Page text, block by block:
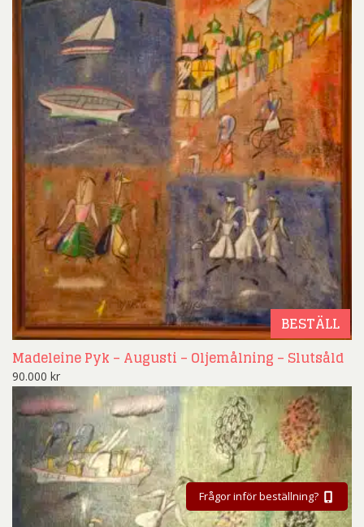
BESTÄLL
Madeleine Pyk – Augusti – Oljemålning – Slutsåld
90.000 kr
Frågor inför beställning?